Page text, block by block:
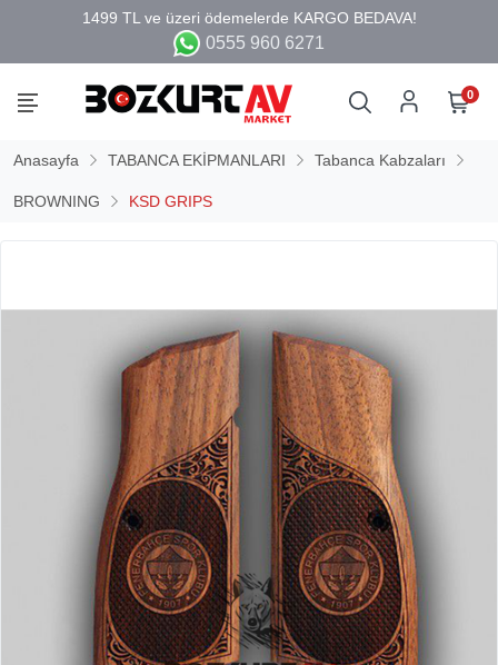
0555 960 6271
0
Anasayfa TABANCA EKİPMANLARI Tabanca Kabzaları
BROWNING KSD GRIPS